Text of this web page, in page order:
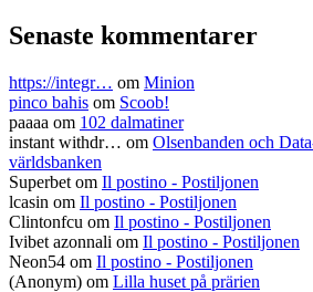
Senaste kommentarer
https://integr… om Minion
pinco bahis om Scoob!
paaaa om 102 dalmatiner
instant withdr… om Olsenbanden och
världsbanken
Superbet om Il postino - Postiljonen
lcasin om Il postino - Postiljonen
Clintonfcu om Il postino - Postiljonen
Ivibet azonnali om Il postino - Postiljonen
Neon54 om Il postino - Postiljonen
(Anonym) om Lilla huset på prärien